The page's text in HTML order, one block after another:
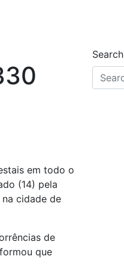
em todo o
(14) pela
cidade de
de
que
Search